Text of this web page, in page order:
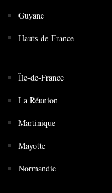
Guyane
Hauts-de-France
Île-de-France
La Réunion
Martinique
Mayotte
Normandie